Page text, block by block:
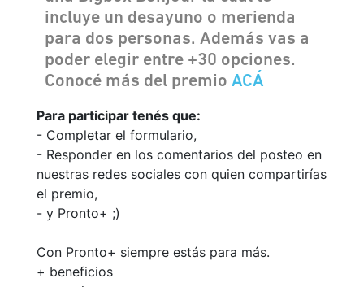
incluye un desayuno o merienda
para dos personas. Además vas a
poder elegir entre +30 opciones.
Conocé más del premio ACÁ
Para participar tenés que:
- Completar el formulario,
- Responder en los comentarios del posteo en
nuestras redes sociales con quien compartirías
el premio,
- y Pronto+ ;)
Con Pronto+ siempre estás para más.
+ beneficios